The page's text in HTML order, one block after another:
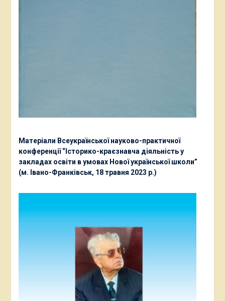
Матеріали Всеукраїнської науково-практичної
конференції “Історико-краєзнавча діяльність у
закладах освіти в умовах Нової української школи”
(м. Івано-Франківськ, 18 травня 2023 р.)